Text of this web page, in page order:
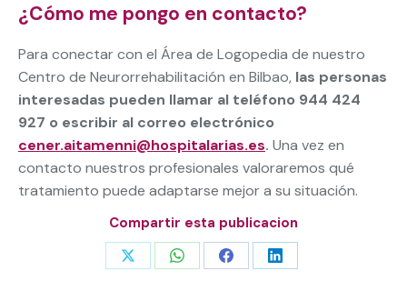
¿Cómo me pongo en contacto?
Para conectar con el Área de Logopedia de nuestro
Centro de Neurorrehabilitación en Bilbao, las personas
interesadas pueden llamar al teléfono 944 424
927 o escribir al correo electrónico
cener.aitamenni@hospitalarias.es. Una vez en
contacto nuestros profesionales valoraremos qué
tratamiento puede adaptarse mejor a su situación.
Compartir esta publicacion
Share Share Share Share